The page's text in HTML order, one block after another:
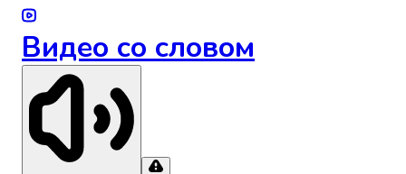
Видео со словом